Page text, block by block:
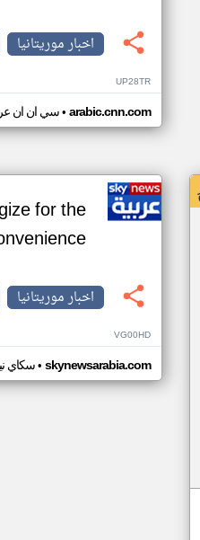
اخبار موريتانيا
UP28TR
سي ان ان• arabic.cnn.com
for the
اخبار موريتانيا
VG00HD
سكاي• skynewsarabia.com